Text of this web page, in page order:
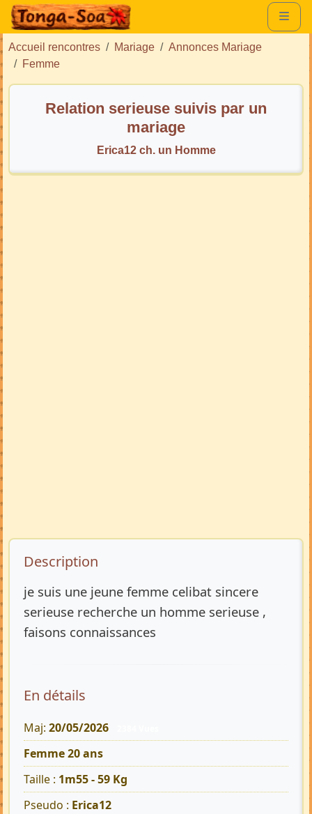
Accueil rencontres Mariage
Annonces Mariage
Femme
Relation serieuse suivis par un
mariage
Erica12 ch. un Homme
Description de l’annonce
Description
je suis une jeune femme celibat sincere
serieuse recherche un homme serieuse ,
faisons connaissances
En détails
Maj: 20/05/2026
Femme 20 ans
Taille : 1m55 - 59 Kg
Pseudo : Erica12